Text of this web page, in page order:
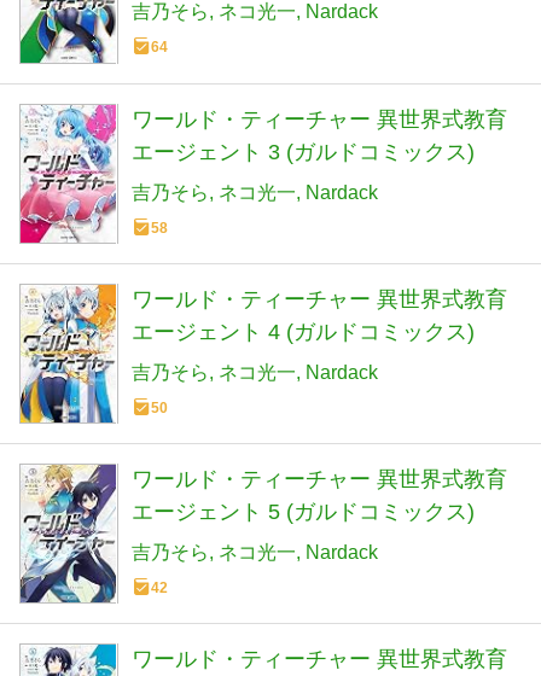
吉乃そら ネコ光一 Nardack
64
ワールド・ティーチャー 異世界式教育
エージェント 3 (ガルドコミックス)
吉乃そら ネコ光一 Nardack
58
ワールド・ティーチャー 異世界式教育
エージェント 4 (ガルドコミックス)
吉乃そら ネコ光一 Nardack
50
ワールド・ティーチャー 異世界式教育
エージェント 5 (ガルドコミックス)
吉乃そら ネコ光一 Nardack
42
ワールド・ティーチャー 異世界式教育